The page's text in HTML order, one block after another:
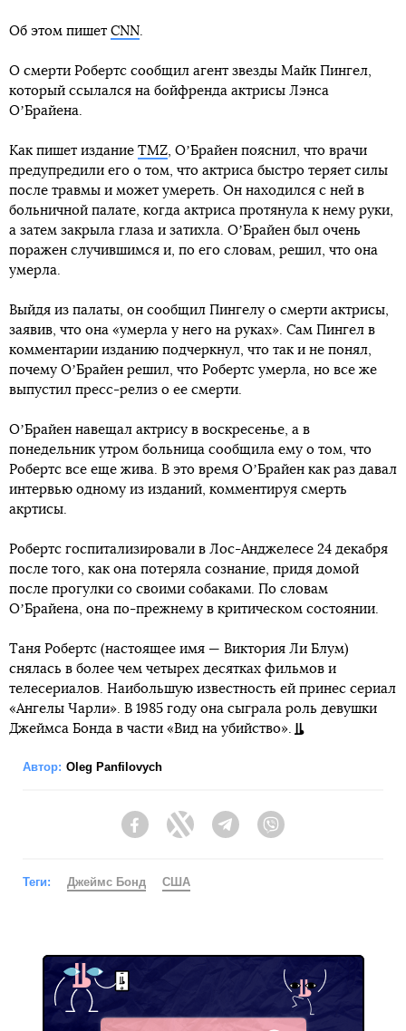
Об этом пишет CNN.
О смерти Робертс сообщил агент звезды Майк Пингел,
который ссылался на бойфренда актрисы Лэнса
ОʼБрайена.
Как пишет издание TMZ, ОʼБрайен пояснил, что врачи
предупредили его о том, что актриса быстро теряет силы
после травмы и может умереть. Он находился с ней в
больничной палате, когда актриса протянула к нему руки,
а затем закрыла глаза и затихла. ОʼБрайен был очень
поражен случившимся и, по его словам, решил, что она
умерла.
Выйдя из палаты, он сообщил Пингелу о смерти актрисы,
заявив, что она «умерла у него на руках». Сам Пингел в
комментарии изданию подчеркнул, что так и не понял,
почему ОʼБрайен решил, что Робертс умерла, но все же
выпустил пресс-релиз о ее смерти.
ОʼБрайен навещал актрису в воскресенье, а в
понедельник утром больница сообщила ему о том, что
Робертс все еще жива. В это время ОʼБрайен как раз давал
интервью одному из изданий, комментируя смерть
акртисы.
Робертс госпитализировали в Лос-Анджелесе 24 декабря
после того, как она потеряла сознание, придя домой
после прогулки со своими собаками. По словам
ОʼБрайена, она по-прежнему в критическом состоянии.
Таня Робертс (настоящее имя — Виктория Ли Блум)
снялась в более чем четырех десятках фильмов и
телесериалов. Наибольшую известность ей принес сериал
«Ангелы Чарли». В 1985 году она сыграла роль девушки
Джеймса Бонда в части «Вид на убийство».
Автор: Oleg Panfilovych
FacebookTwitter Telegram
Теги: Джеймс Бонд США